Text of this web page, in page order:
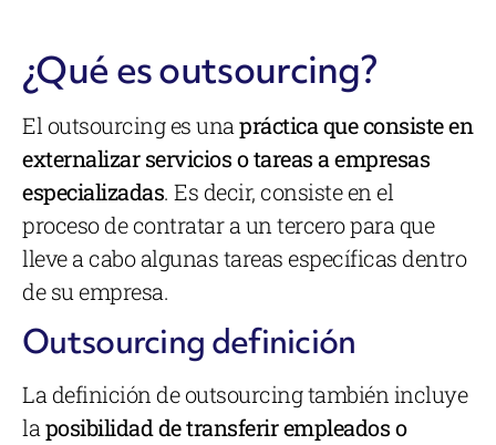
¿Qué es outsourcing?
El outsourcing es una práctica que consiste en
externalizar servicios o tareas a empresas
especializadas. Es decir, consiste en el
proceso de contratar a un tercero para que
lleve a cabo algunas tareas específicas dentro
de su empresa.
Outsourcing definición
La definición de outsourcing también incluye
laposibilidad de transferir empleados o